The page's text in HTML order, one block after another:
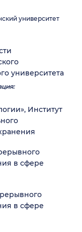
университет
университета
Институт
в сфере
в сфере